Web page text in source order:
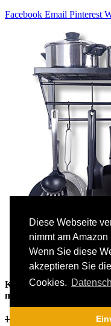
Diese Webseite
nimmt am
Wenn Sie diese
akzeptieren Sie
Cookies.
Facebook Email Pinterest
Küchenregal,
mit 10 Haken, schwarz
101,45
Current
inkl.